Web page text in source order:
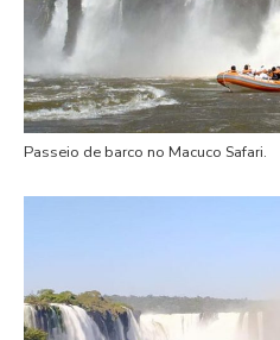
Passeio de barco no Macuco Safari.